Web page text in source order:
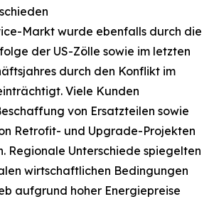
Markt wurde ebenfalls durch die
der US-Zölle sowie im letzten
durch den Konflikt im
Viele Kunden
von Ersatzteilen sowie
Retrofit- und Upgrade-Projekten
Regionale Unterschiede spiegelten
wirtschaftlichen Bedingungen
aufgrund hoher Energiepreise